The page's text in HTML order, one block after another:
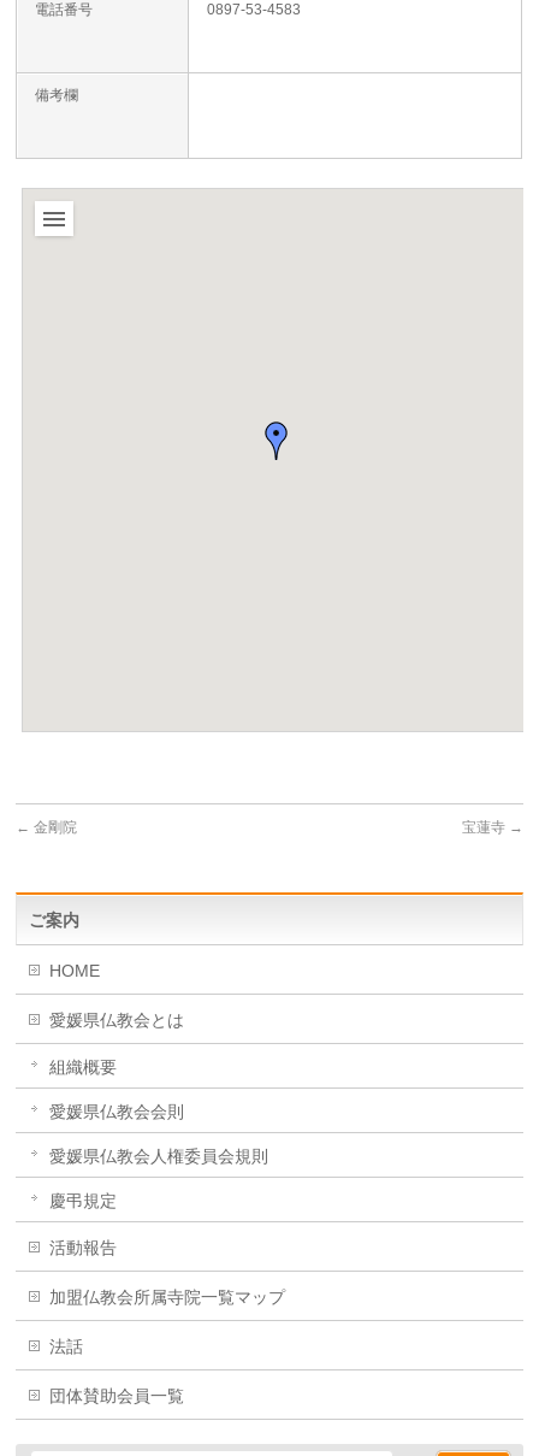
電話番号 0897-53-4583
備考欄
← 金剛院 宝蓮寺 →
ご案内
HOME
愛媛県仏教会とは
組織概要
愛媛県仏教会会則
愛媛県仏教会人権委員会規則
慶弔規定
活動報告
加盟仏教会所属寺院一覧マップ
法話
団体賛助会員一覧